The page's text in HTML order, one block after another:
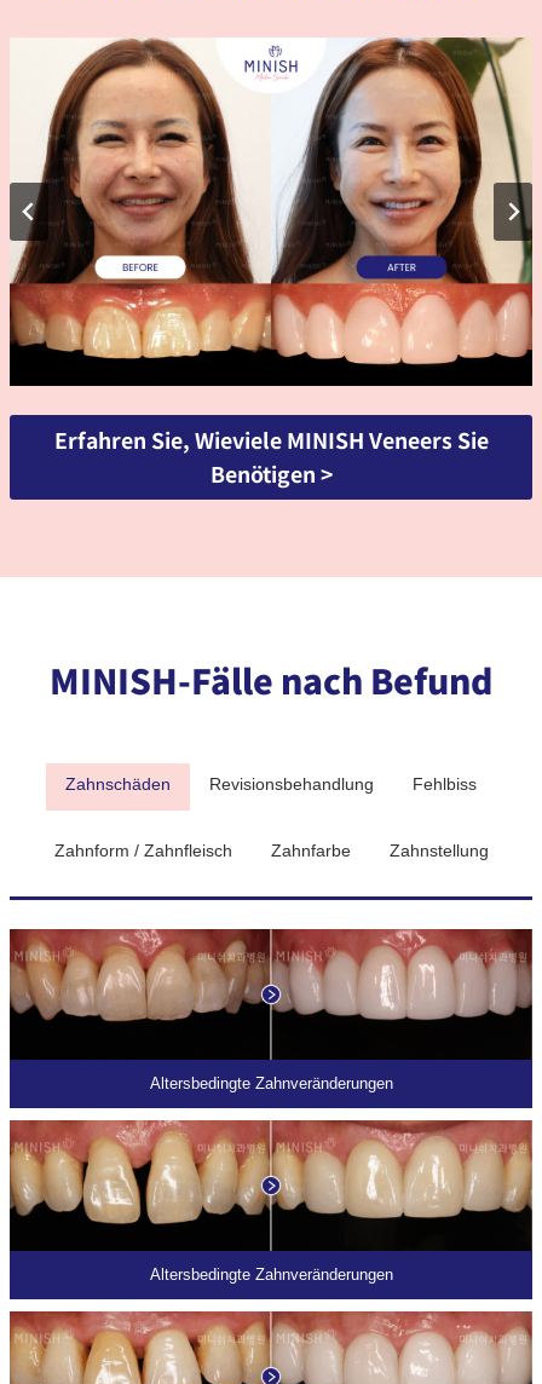
Erfahren Sie, Wieviele MINISH Veneers Sie
Benötigen >
MINISH-Fälle nach Befund
Zahnschäden Revisionsbehandlung Fehlbiss
Zahnform / Zahnfleisch Zahnfarbe Zahnstellung
Altersbedingte Zahnveränderungen
Altersbedingte Zahnveränderungen